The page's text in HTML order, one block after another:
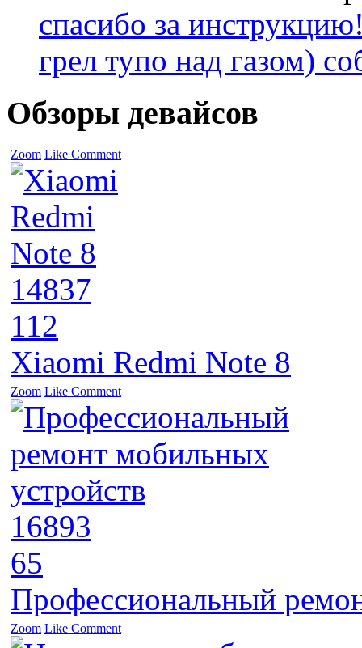
спасибо за
грел тупо над газом)
Обзоры девайсов
Zoom Like Comment
14837
112
Xiaomi Redmi Note 8
Zoom Like Comment
16893
65
Профессиональный
Zoom Like Comment